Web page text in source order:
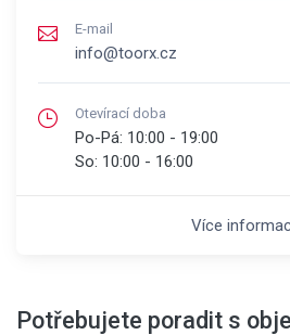
E-mail
info@toorx.cz
Otevírací doba
Po-Pá: 10:00 - 19:00
So: 10:00 - 16:00
Více
Potřebujete poradit s